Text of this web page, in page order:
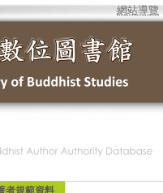
網站導覽
者規範資料